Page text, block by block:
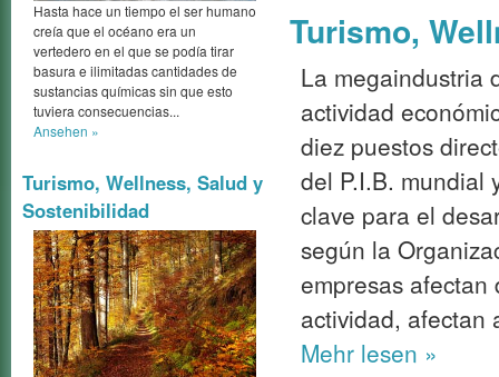
Hasta hace un tiempo el ser humano
creía que el océano era un
vertedero en el que se podía tirar
basura e ilimitadas cantidades de
sustancias químicas sin que esto
tuviera consecuencias...
Ansehen »
Turismo, Wellness, Salud y
Sostenibilidad
Turismo,
La megaindustria
actividad
diez puestos
del P.I.B. mundial
clave para el
según la
empresas
actividad, afectan
Mehr lesen »